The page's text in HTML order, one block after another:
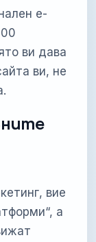
e-
ви дава
ви, не
вие
а